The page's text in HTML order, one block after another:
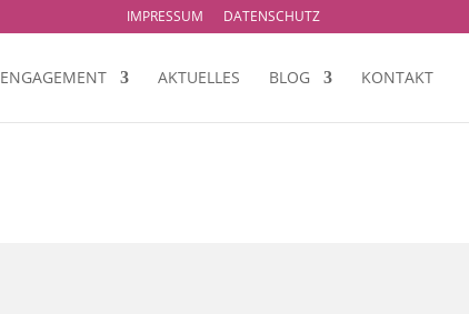
IMPRESSUM DATENSCHUTZ
ENGAGEMENT AKTUELLES BLOG KONTAKT